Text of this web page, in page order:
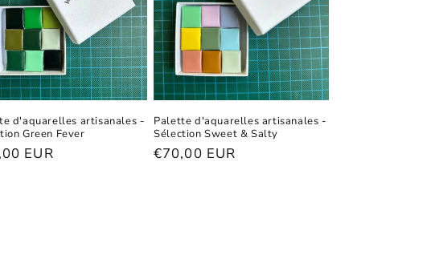
d'aquarelles artisanales -
Green Fever
EUR
Palette d'aquarelles artisanales -
Sélection Sweet & Salty
Prix
€70,00 EUR